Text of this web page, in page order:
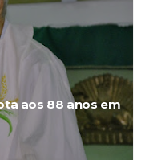
aos 88 anos em